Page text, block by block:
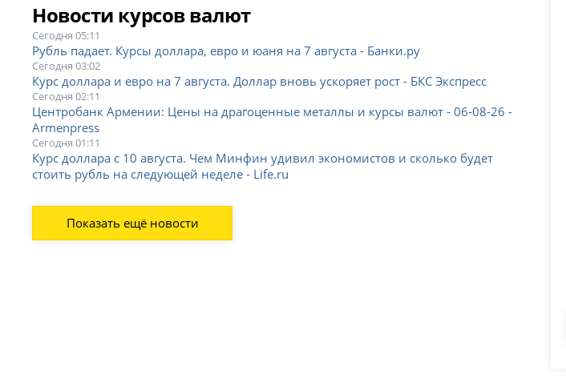
Новости курсов валют
Сегодня 05:11
Рубль падает. Курсы доллара, евро и юаня на 7 августа - Банки.ру
Сегодня 03:02
Курс доллара и евро на 7 августа. Доллар вновь ускоряет рост - БКС Экспресс
Сегодня 02:11
Центробанк Армении: Цены на драгоценные металлы и курсы валют - 06-08-26 -
Armenpress
Сегодня 01:11
Курс доллара с 10 августа. Чем Минфин удивил экономистов и сколько будет
стоить рубль на следующей неделе - Life.ru
Показать ещё новости